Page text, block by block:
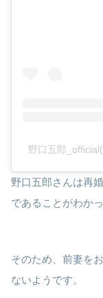
野口五郎
野口五郎さんは再
であることがわか
そのため、前妻を
ないようです。